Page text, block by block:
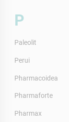
P
Paleolit
Perui
Pharmacoidea
Pharmaforte
Pharmax